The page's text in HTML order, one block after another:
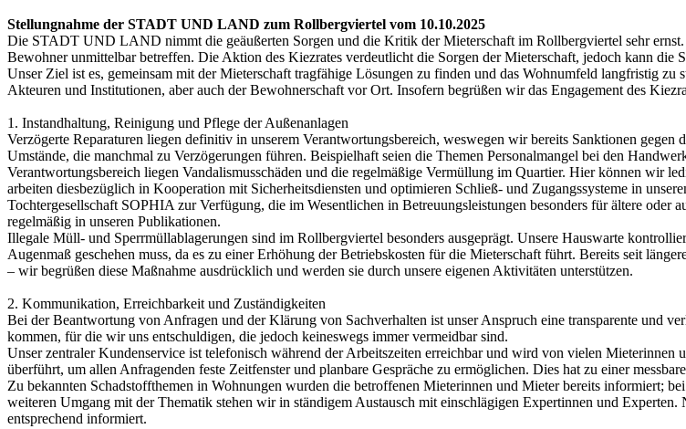
Stellungnahme der STADT UND LAND zum Rollbergviertel vom 10.10.2025
Die STADT UND LAND nimmt die geäußerten Sorgen und die Kritik der Mieterschaft im Rollbergviertel sehr
Bewohner unmittelbar betreffen. Die Aktion des Kiezrates verdeutlicht die Sorgen der Mieterschaft, jedoch kann
Unser Ziel ist es, gemeinsam mit der Mieterschaft tragfähige Lösungen zu finden und das Wohnumfeld langfristig
Akteuren und Institutionen, aber auch der Bewohnerschaft vor Ort. Insofern begrüßen wir das Engagement des
1. Instandhaltung, Reinigung und Pflege der Außenanlagen
Verzögerte Reparaturen liegen definitiv in unserem Verantwortungsbereich, weswegen wir bereits Sanktionen
Umstände, die manchmal zu Verzögerungen führen. Beispielhaft seien die Themen Personalmangel bei den
Verantwortungsbereich liegen Vandalismusschäden und die regelmäßige Vermüllung im Quartier. Hier können wir
arbeiten diesbezüglich in Kooperation mit Sicherheitsdiensten und optimieren Schließ- und Zugangssysteme in
Tochtergesellschaft SOPHIA zur Verfügung, die im Wesentlichen in Betreuungsleistungen besonders für ältere
regelmäßig in unseren Publikationen.
Illegale Müll- und Sperrmüllablagerungen sind im Rollbergviertel besonders ausgeprägt. Unsere Hauswarte
Augenmaß geschehen muss, da es zu einer Erhöhung der Betriebskosten für die Mieterschaft führt. Bereits seit
– wir begrüßen diese Maßnahme ausdrücklich und werden sie durch unsere eigenen Aktivitäten unterstützen.
2. Kommunikation, Erreichbarkeit und Zuständigkeiten
Bei der Beantwortung von Anfragen und der Klärung von Sachverhalten ist unser Anspruch eine transparente und
kommen, für die wir uns entschuldigen, die jedoch keineswegs immer vermeidbar sind.
Unser zentraler Kundenservice ist telefonisch während der Arbeitszeiten erreichbar und wird von vielen
überführt, um allen Anfragenden feste Zeitfenster und planbare Gespräche zu ermöglichen. Dies hat zu einer
Zu bekannten Schadstoffthemen in Wohnungen wurden die betroffenen Mieterinnen und Mieter bereits informiert;
weiteren Umgang mit der Thematik stehen wir in ständigem Austausch mit einschlägigen Expertinnen und
entsprechend informiert.